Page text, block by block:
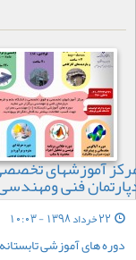
آموزشهای
فنی
دوره های آموزشی تابستانه (1) مهندسی